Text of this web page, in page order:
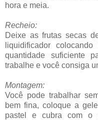
hora e meia.
Recheio:
Deixe as frutas secas
liquidificador
quantidade suficiente
trabalhe e você consiga
Montagem:
Você pode trabalhar
bem fina, coloque a
pastel e cubra com o